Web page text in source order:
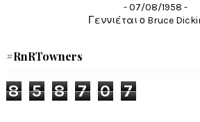
- 07/08/1958 -
Γεννιέται ο Bruce
#RnRTowners
8 5 8 7 0 7